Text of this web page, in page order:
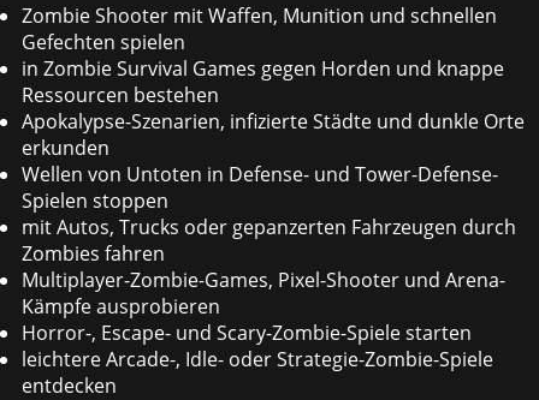
Zombie Shooter mit Waffen, Munition und schnellen
Gefechten spielen
in Zombie Survival Games gegen Horden und knappe
Ressourcen bestehen
Apokalypse-Szenarien, infizierte Städte und dunkle Orte
erkunden
Wellen von Untoten in Defense- und Tower-Defense-
Spielen stoppen
mit Autos, Trucks oder gepanzerten Fahrzeugen durch
Zombies fahren
Multiplayer-Zombie-Games, Pixel-Shooter und Arena-
Kämpfe ausprobieren
Horror-, Escape- und Scary-Zombie-Spiele starten
leichtere Arcade-, Idle- oder Strategie-Zombie-Spiele
entdecken